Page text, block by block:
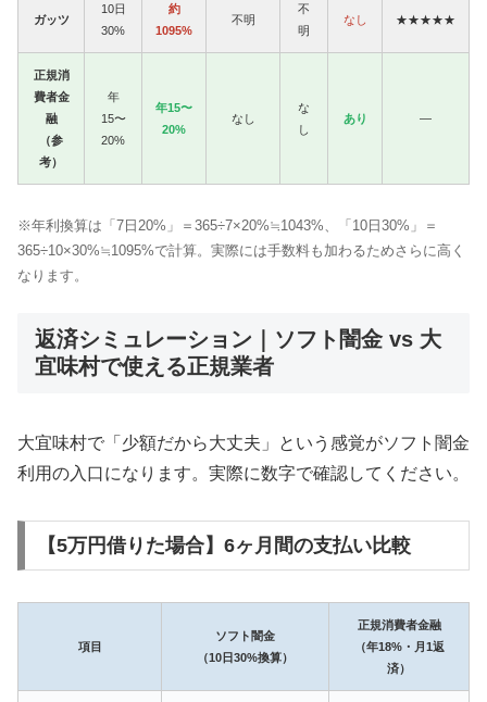
ガッツ
10日
30%
約
1095%
不明
不
明
なし ★★★★★
正規消
費者金
融
（参
考）
年
15〜
20%
年15〜
20%
なし
な
し
あり —
※年利換算は「7日20%」＝365÷7×20%≒1043%、「10日30%」＝
365÷10×30%≒1095%で計算。実際には手数料も加わるためさらに高く
なります。
返済シミュレーション｜ソフト闇金 vs 大
宜味村で使える正規業者
大宜味村で「少額だから大丈夫」という感覚がソフト闇金
利用の入口になります。実際に数字で確認してください。
【5万円借りた場合】6ヶ月間の支払い比較
項目
ソフト闇金
（10日30%換算）
正規消費者金融
（年18%・月1返
済）